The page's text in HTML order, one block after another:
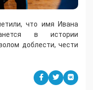
что имя Ивана
в истории
доблести, чести